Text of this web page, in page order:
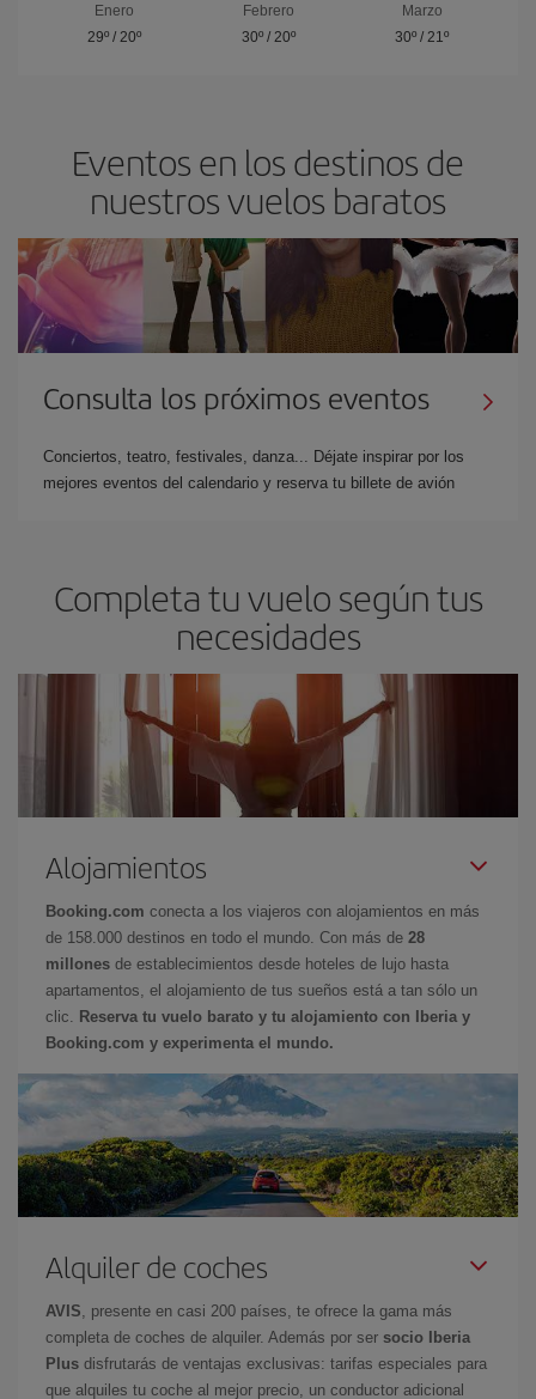
Enero
29º/ 20º
Febrero
30º/ 20º
Marzo
30º / 21º
Eventos en los destinos de
nuestros vuelos baratos
Consulta los próximos eventos
Conciertos, teatro, festivales, danza... Déjate inspirar por los
mejores eventos del calendario y reserva tu billete de avión
Completa tu vuelo según tus
necesidades
Alojamientos
Booking.com conecta a los viajeros con alojamientos en más
de 158.000 destinos en todo el mundo. Con más de 28
millones de establecimientos desde hoteles de lujo hasta
apartamentos, el alojamiento de tus sueños está a tan sólo un
clic.
Reserva tu vuelo barato y tu alojamiento con Iberia y
Booking.com y experimenta el mundo.
Alquiler de coches
AVIS , presente en casi 200 países, te ofrece la gama más
completa de coches de alquiler. Además por ser socio Iberia
Plus disfrutarás de ventajas exclusivas: tarifas especiales para
que alquiles tu coche al mejor precio, un conductor adicional